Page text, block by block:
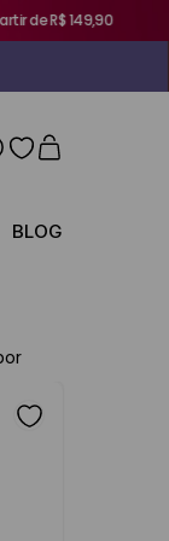
de R$ 149,90
BLOG